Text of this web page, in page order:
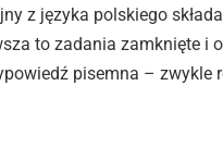
z języka polskiego
to zadania zamknięte i
pisemna – zwykle